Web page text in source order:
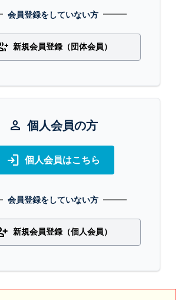
会員登録をしていない方
新規会員登録（団体会員）
person 個人会員の方
login 個人会員はこちら
会員登録をしていない方
新規会員登録（個人会員）